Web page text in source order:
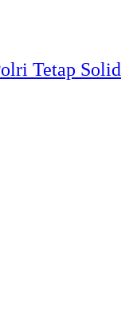
Tetap Solid